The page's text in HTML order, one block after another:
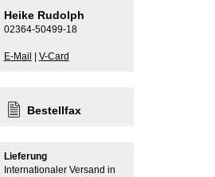
Heike Rudolph
02364-50499-18
E-Mail V-Card
Bestellfax
Lieferung
Internationaler Versand in